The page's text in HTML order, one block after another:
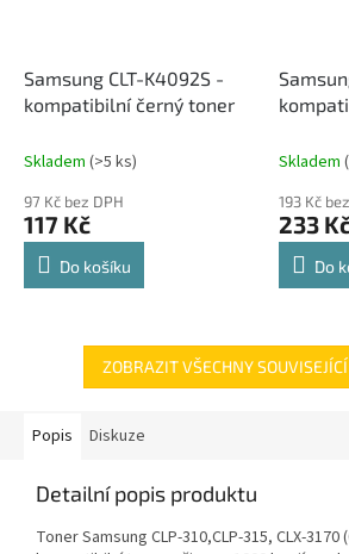
Samsung CLT-K4092S -
kompatibilní černý toner
Skladem (>5 ks)
97 Kč bez DPH
117 Kč
Do košíku
Skladem
193 Kč
233
Do
ZOBRAZIT VŠECHNY
Popis Diskuze
Detailní popis produktu
Toner Samsung CLP-310,CLP-315, CLX-3170